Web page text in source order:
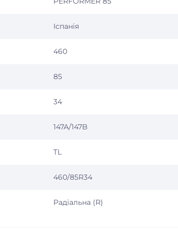
Іспанія
460
85
34
147A/147B
TL
460/85R34
Радіальна (R)